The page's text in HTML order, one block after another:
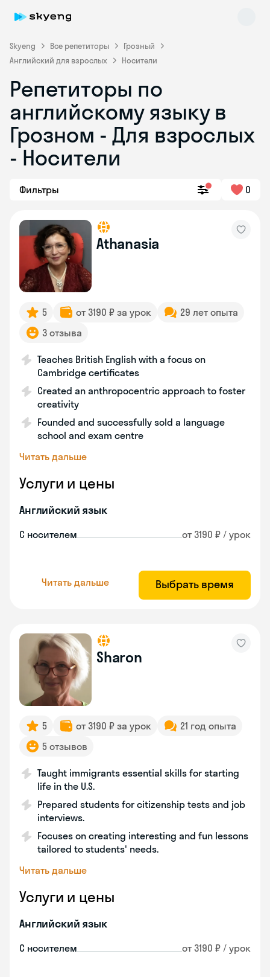
Skyeng Все репетиторы
Грозный
Английский для взрослых
Носители
Репетиторы по
английскому языку в
Грозном - Для взрослых
- Носители
Фильтры 0
Athanasia
5 от 3190 ₽ за урок
29 лет опыта
3 отзыва
Teaches British English with a focus on
Cambridge certificates
Created an anthropocentric approach to foster
creativity
Founded and successfully sold a language
school and exam centre
Читать дальше
Услуги и цены
Английский язык
С носителем от 3190 ₽ / урок
Читать дальше Выбрать время
Sharon
5 от 3190 ₽ за урок
21 год опыта
5 отзывов
Taught immigrants essential skills for starting
life in the U.S.
Prepared students for citizenship tests and job
interviews.
Focuses on creating interesting and fun lessons
tailored to students' needs.
Читать дальше
Услуги и цены
Английский язык
С носителем от 3190 ₽ / урок
Skyeng Chat